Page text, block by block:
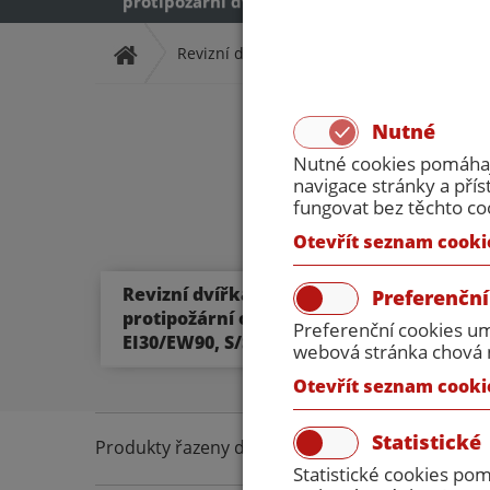
Nutné
Nutné cookies
navigace stránky a
fungovat bez těchto
Otevřít seznam
Preferenční
Preferenční cookies
webová stránka
Otevřít seznam
Statistické
Statistické cookies
Revizní dvířka Protipožární dvířka pod
Revizní dvířka
protipožární ocelové
EI30/EW90, S/Sm
EI45/
Produkty řazeny dle: Z-A Nejlevnější